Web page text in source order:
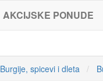
AKCIJSKE PONUDE
Burgije, spicevi i dleta